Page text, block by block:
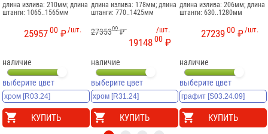
длина излива: 210мм; длина
штанги: 1065..1565мм
/шт.
2595700 ₽
наличие
выберите цвет
КУПИТЬ
длина излива: 178мм; длина
штанги: 770..1425мм
2735300₽ /шт.
1914800 ₽
наличие
выберите цвет
КУПИТЬ
длина излива: 206мм; длина
штанги: 630..1280мм
/шт.
2723900 ₽
наличие
выберите цвет
КУПИТЬ